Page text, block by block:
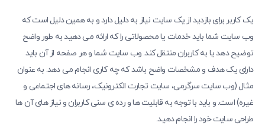
یک کاربر برای بازدید از یک سایت نیاز به دلیل دارد و به همین دلیل است که
وب سایت شما باید خدمات یا محصولاتی را که ارائه می دهید به طور واضح
توضیح دهد یا به کاربران منتقل کند. وب سایت شما و هر صفحه از آن باید
دارای یک هدف و مشخصات واضح باشد که چه کاری انجام می دهد. به عنوان
مثال (وب سایت سرگرمی، سایت تجارت الکترونیک، رسانه های اجتماعی و
غیره) است. و باید با توجه به قابلیت ها و رده ی سنی کاربران و نیاز های آن ها
طراحی سایت خود را انجام دهید.